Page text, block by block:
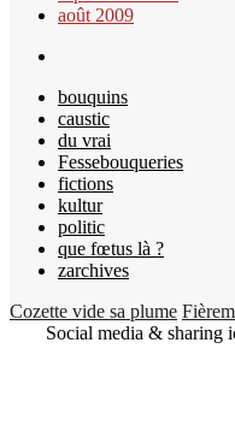
août 2009
bouquins
caustic
du vrai
Fessebouqueries
fictions
kultur
politic
que fœtus là ?
zarchives
Cozette vide sa plume
Social media & sharing